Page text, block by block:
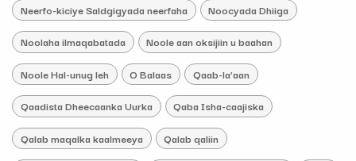
Neerfo-kiciye Saldgigyada neerfaha Noocyada Dhiiga
Noolaha ilmaqabatada Noole aan oksijiin u baahan
Noole Hal-unug leh O Balaas Qaab-la’aan
Qaadista Dheecaanka Uurka Qaba Isha-caajiska
Qalab maqalka kaalmeeya Qalab qaliin